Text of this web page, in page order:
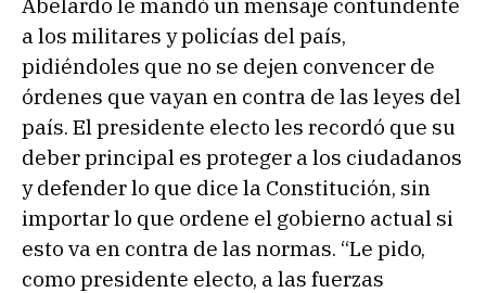
a los militares y policías del país,
pidiéndoles que no se dejen convencer de
órdenes que vayan en contra de las leyes del
país. El presidente electo les recordó que su
deber principal es proteger a los ciudadanos
y defender lo que dice la Constitución, sin
importar lo que ordene el gobierno actual si
esto va en contra de las normas. “Le pido,
como presidente electo, a las fuerzas